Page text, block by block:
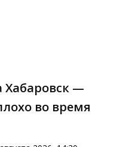
Хабаровск —
во время